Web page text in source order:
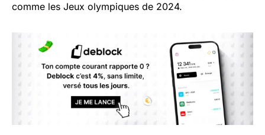
comme les Jeux olympiques de 2024.